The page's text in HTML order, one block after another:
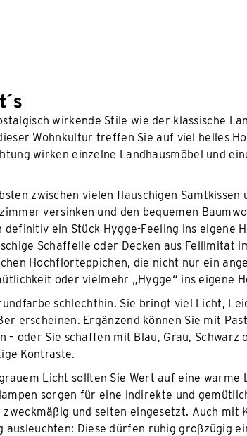
wirkende Stile wie der klassische
Wohnkultur treffen Sie auf viel helles
wirken einzelne Landhausmöbel und
zwischen vielen flauschigen Samtkissen
versinken und den bequemen
ein Stück Hygge-Feeling ins eigene
Schaffelle oder Decken aus Fellimitat
Hochflorteppichen, die nicht nur ein
oder vielmehr „Hygge“ ins eigene
schlechthin. Sie bringt viel Licht,
erscheinen. Ergänzend können Sie mit
– oder Sie schaffen mit Blau, Grau, Schwarz
Kontraste.
Licht sollten Sie Wert auf eine warme
sorgen für eine indirekte und
und selten eingesetzt. Auch mit
Diese dürfen ruhig großzügig